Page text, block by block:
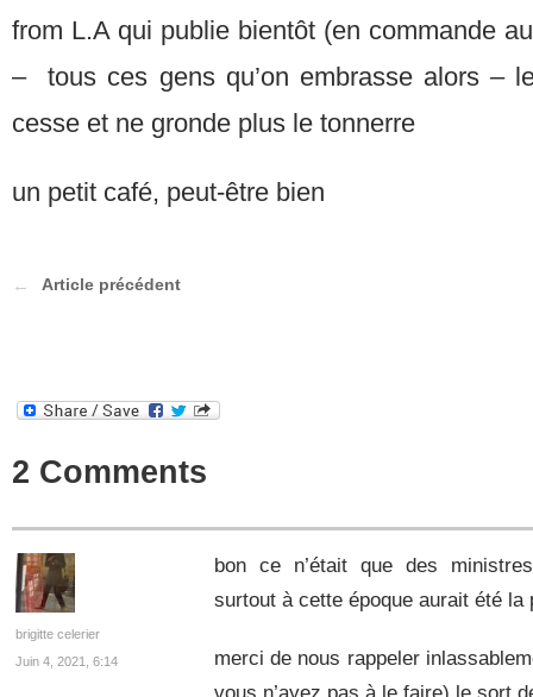
from L.A qui publie bientôt (en commande
– tous ces gens qu’on embrasse alors –
cesse et ne gronde plus le tonnerre
un petit café, peut-être bien
Article précédent
2 Comments
brigitte celerier
Juin 4, 2021, 6:14
bon ce n’était que des
surtout à cette époque aurait été la
merci de nous rappeler